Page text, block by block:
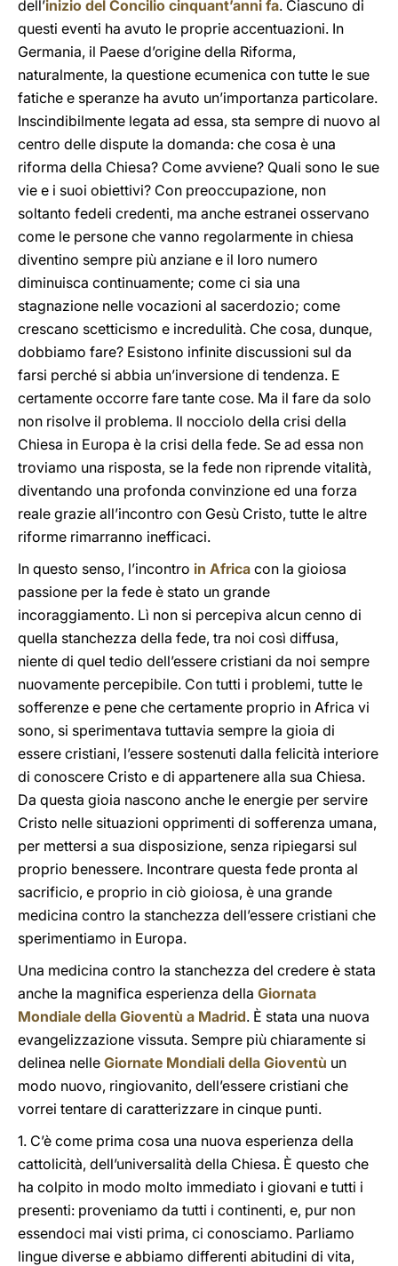
dell’inizio del Concilio cinquant’anni fa. Ciascuno di
questi eventi ha avuto le proprie accentuazioni. In
Germania, il Paese d’origine della Riforma,
naturalmente, la questione ecumenica con tutte le sue
fatiche e speranze ha avuto un’importanza particolare.
Inscindibilmente legata ad essa, sta sempre di nuovo al
centro delle dispute la domanda: che cosa è una
riforma della Chiesa? Come avviene? Quali sono le sue
vie e i suoi obiettivi? Con preoccupazione, non
soltanto fedeli credenti, ma anche estranei osservano
come le persone che vanno regolarmente in chiesa
diventino sempre più anziane e il loro numero
diminuisca continuamente; come ci sia una
stagnazione nelle vocazioni al sacerdozio; come
crescano scetticismo e incredulità. Che cosa, dunque,
dobbiamo fare? Esistono infinite discussioni sul da
farsi perché si abbia un’inversione di tendenza. E
certamente occorre fare tante cose. Ma il fare da solo
non risolve il problema. Il nocciolo della crisi della
Chiesa in Europa è la crisi della fede. Se ad essa non
troviamo una risposta, se la fede non riprende vitalità,
diventando una profonda convinzione ed una forza
reale grazie all’incontro con Gesù Cristo, tutte le altre
riforme rimarranno inefficaci.
In questo senso, l’incontro in Africa con la gioiosa
passione per la fede è stato un grande
incoraggiamento. Lì non si percepiva alcun cenno di
quella stanchezza della fede, tra noi così diffusa,
niente di quel tedio dell’essere cristiani da noi sempre
nuovamente percepibile. Con tutti i problemi, tutte le
sofferenze e pene che certamente proprio in Africa vi
sono, si sperimentava tuttavia sempre la gioia di
essere cristiani, l’essere sostenuti dalla felicità interiore
di conoscere Cristo e di appartenere alla sua Chiesa.
Da questa gioia nascono anche le energie per servire
Cristo nelle situazioni opprimenti di sofferenza umana,
per mettersi a sua disposizione, senza ripiegarsi sul
proprio benessere. Incontrare questa fede pronta al
sacrificio, e proprio in ciò gioiosa, è una grande
medicina contro la stanchezza dell’essere cristiani che
sperimentiamo in Europa.
Una medicina contro la stanchezza del credere è stata
anche la magnifica esperienza della Giornata
Mondiale della Gioventù a Madrid. È stata una nuova
evangelizzazione vissuta. Sempre più chiaramente si
delinea nelle Giornate Mondiali della Gioventù un
modo nuovo, ringiovanito, dell’essere cristiani che
vorrei tentare di caratterizzare in cinque punti.
1. C’è come prima cosa una nuova esperienza della
cattolicità, dell’universalità della Chiesa. È questo che
ha colpito in modo molto immediato i giovani e tutti i
presenti: proveniamo da tutti i continenti, e, pur non
essendoci mai visti prima, ci conosciamo. Parliamo
lingue diverse e abbiamo differenti abitudini di vita,